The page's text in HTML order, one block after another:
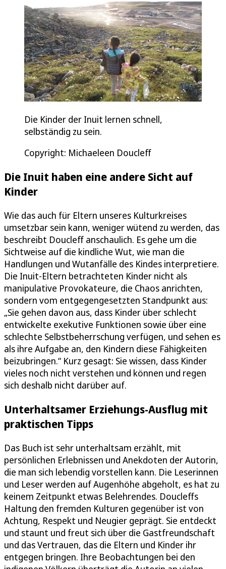
Die Kinder der Inuit lernen schnell,
selbständig zu sein.
Copyright: Michaeleen Doucleff
Die Inuit haben eine andere Sicht auf
Kinder
Wie das auch für Eltern unseres Kulturkreises
umsetzbar sein kann, weniger wütend zu werden, das
beschreibt Doucleff anschaulich. Es gehe um die
Sichtweise auf die kindliche Wut, wie man die
Handlungen und Wutanfälle des Kindes interpretiere.
Die Inuit-Eltern betrachteten Kinder nicht als
manipulative Provokateure, die Chaos anrichten,
sondern vom entgegengesetzten Standpunkt aus:
„Sie gehen davon aus, dass Kinder über schlecht
entwickelte exekutive Funktionen sowie über eine
schlechte Selbstbeherrschung verfügen, und sehen es
als ihre Aufgabe an, den Kindern diese Fähigkeiten
beizubringen.“ Kurz gesagt: Sie wissen, dass Kinder
vieles noch nicht verstehen und können und regen
sich deshalb nicht darüber auf.
Unterhaltsamer Erziehungs-Ausflug mit
praktischen Tipps
Das Buch ist sehr unterhaltsam erzählt, mit
persönlichen Erlebnissen und Anekdoten der Autorin,
die man sich lebendig vorstellen kann. Die Leserinnen
und Leser werden auf Augenhöhe abgeholt, es hat zu
keinem Zeitpunkt etwas Belehrendes. Doucleffs
Haltung den fremden Kulturen gegenüber ist von
Achtung, Respekt und Neugier geprägt. Sie entdeckt
und staunt und freut sich über die Gastfreundschaft
und das Vertrauen, das die Eltern und Kinder ihr
entgegen bringen. Ihre Beobachtungen bei den